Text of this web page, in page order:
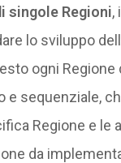
singole Regioni,
lo sviluppo
ogni Regione
sequenziale,
Regione e le
da